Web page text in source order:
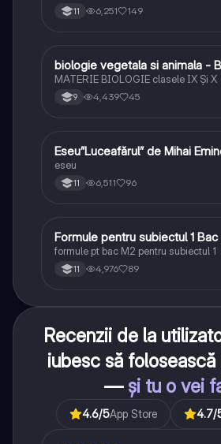
11 6,251 149
Biologie
biologie vegetala si animala -
MATERIE BIOLOGIE clasele IX Şi X
9 4,439 45
Limba și literatura română
Eseu”Luceafărul” de Mihai
eseu
11 6,511 96
Matematică
Formule pentru subiectul 1
formule pt bac M2 pentru subiectul 1
11 4,976 89
Recenzii de la
iubesc să
— și tu o vei
4.6/5App Store 4.7/